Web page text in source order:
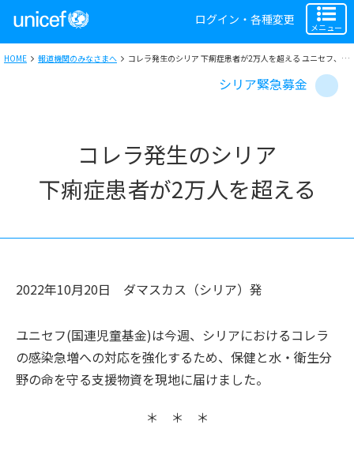
ログイン・各種変更
メニュー
HOME 報道機関のみなさまへ コレラ発生のシリア 下痢症患者が2万人を超える ユニセフ、命を守る支援物資を現地へ
シリア緊急募金
コレラ発生のシリア
下痢症患者が2万人を超える
2022年10月20日 ダマスカス（シリア） 発
ユニセフ(国連児童基金)は今週、シリアにおけるコレラ
の感染急増への対応を強化するため、保健と水・衛生分
野の命を守る支援物資を現地に届けました。
＊ ＊ ＊